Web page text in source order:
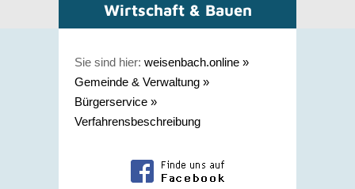
Wirtschaft & Bauen
Sie sind hier: weisenbach.online »
Gemeinde & Verwaltung »
Bürgerservice »
Verfahrensbeschreibung